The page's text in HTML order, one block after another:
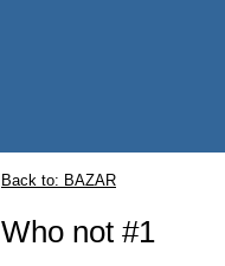
Back to: BAZAR
Who not #1